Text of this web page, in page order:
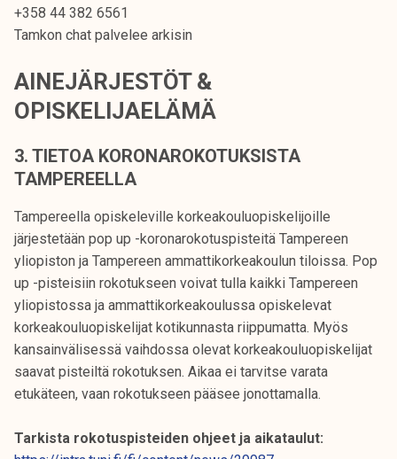
+358 44 382 6561
Tamkon chat palvelee arkisin
AINEJÄRJESTÖT &
OPISKELIJAELÄMÄ
3. TIETOA KORONAROKOTUKSISTA
TAMPEREELLA
Tampereella opiskeleville korkeakouluopiskelijoille
järjestetään pop up -koronarokotuspisteitä Tampereen
yliopiston ja Tampereen ammattikorkeakoulun tiloissa. Pop
up -pisteisiin rokotukseen voivat tulla kaikki Tampereen
yliopistossa ja ammattikorkeakoulussa opiskelevat
korkeakouluopiskelijat kotikunnasta riippumatta. Myös
kansainvälisessä vaihdossa olevat korkeakouluopiskelijat
saavat pisteiltä rokotuksen. Aikaa ei tarvitse varata
etukäteen, vaan rokotukseen pääsee jonottamalla.
Tarkista rokotuspisteiden ohjeet ja aikataulut: